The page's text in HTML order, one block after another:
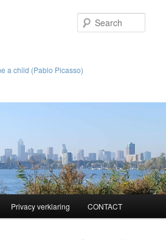
a child (Pablo Picasso)
Privacy verklaring CONTACT